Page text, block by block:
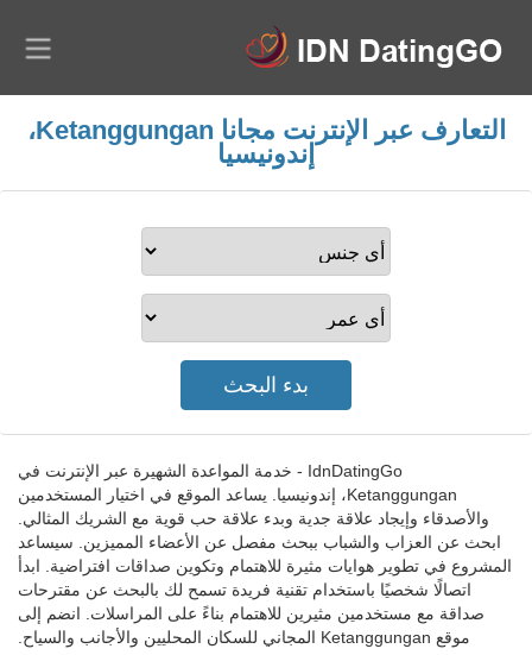
التعارف عبر الإنترنت مجانا Ketanggungan،
إندونيسيا
IdnDatingGo - خدمة المواعدة الشهيرة عبر الإنترنت في
Ketanggungan، إندونيسيا. يساعد الموقع في اختيار المستخدمين
والأصدقاء وإيجاد علاقة جدية وبدء علاقة حب قوية مع الشريك المثالي.
ابحث عن العزاب والشباب ببحث مفصل عن الأعضاء المميزين. سيساعد
المشروع في تطوير هوايات مثيرة للاهتمام وتكوين صداقات افتراضية. ابدأ
اتصالًا شخصيًا باستخدام تقنية فريدة تسمح لك بالبحث عن مقترحات
صداقة مع مستخدمين مثيرين للاهتمام بناءً على المراسلات. انضم إلى
موقع Ketanggungan المجاني للسكان المحليين والأجانب والسياح.